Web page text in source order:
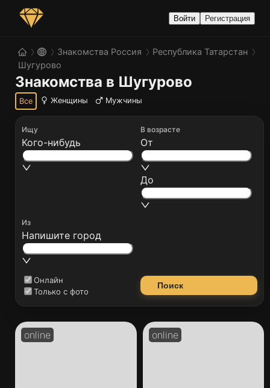
Войти Регистрация
Знакомства Россия
Республика Татарстан
Шугурово
Знакомства в Шугурово
Все Женщины Мужчины
Ищу
Кого-нибудь
Из
Напишите город
В возрасте
От
До
Онлайн
Только с фото
Поиск